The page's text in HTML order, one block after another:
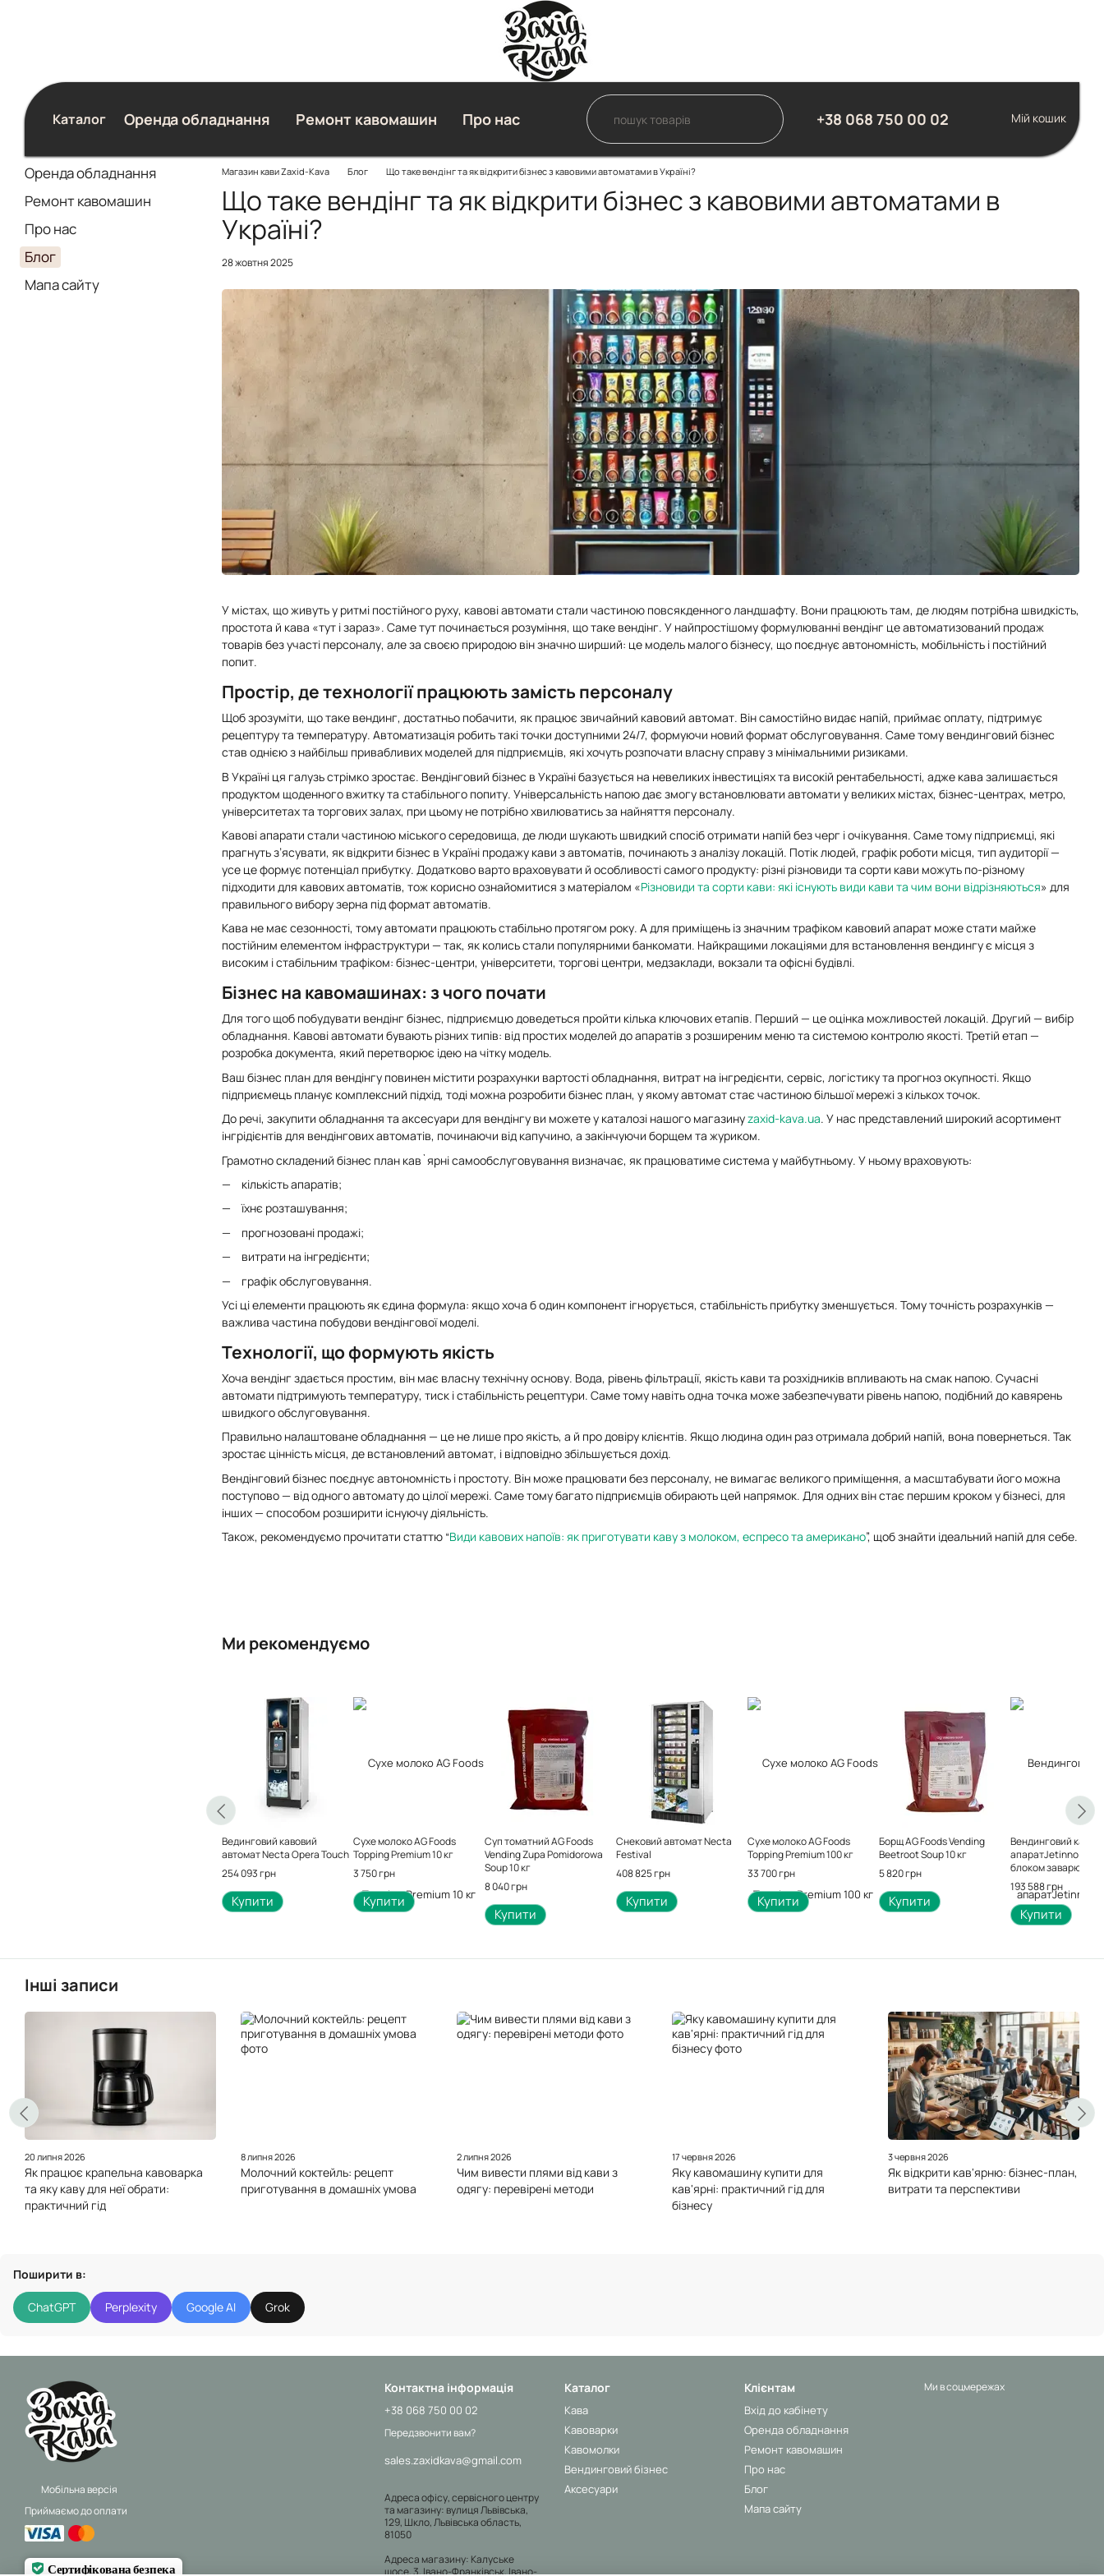
Каталог Оренда обладнання Ремонт кавомашин
Про нас
+38 068 750 00 02 Мій кошик
Магазин кави Zaxid-Kava Блог Що таке вендінг та як відкрити бізнес з кавовими автоматами в Україні?
Що таке вендінг та як відкрити бізнес з кавовими автоматами в
Україні?
28 жовтня 2025
У містах, що живуть у ритмі постійного руху, кавові автомати стали частиною повсякденного ландшафту. Вони працюють там, де людям потрібна швидкість,
простота й кава «тут і зараз». Саме тут починається розуміння, що таке вендінг. У найпростішому формулюванні вендінг це автоматизований продаж
товарів без участі персоналу, але за своєю природою він значно ширший: це модель малого бізнесу, що поєднує автономність, мобільність і постійний
попит.
Простір, де технології працюють замість персоналу
Щоб зрозуміти, що таке вендинг, достатньо побачити, як працює звичайний кавовий автомат. Він самостійно видає напій, приймає оплату, підтримує
рецептуру та температуру. Автоматизація робить такі точки доступними 24/7, формуючи новий формат обслуговування. Саме тому вендинговий бізнес
став однією з найбільш привабливих моделей для підприємців, які хочуть розпочати власну справу з мінімальними ризиками.
В Україні ця галузь стрімко зростає. Вендінговий бізнес в Україні базується на невеликих інвестиціях та високій рентабельності, адже кава залишається
продуктом щоденного вжитку та стабільного попиту. Універсальність напою дає змогу встановлювати автомати у великих містах, бізнес-центрах, метро,
університетах та торгових залах, при цьому не потрібно хвилюватись за найняття персоналу.
Кавові апарати стали частиною міського середовища, де люди шукають швидкий спосіб отримати напій без черг і очікування. Саме тому підприємці, які
прагнуть з’ясувати, як відкрити бізнес в Україні продажу кави з автоматів, починають з аналізу локацій. Потік людей, графік роботи місця, тип аудиторії —
усе це формує потенціал прибутку. Додатково варто враховувати й особливості самого продукту: різні різновиди та сорти кави можуть по-різному
підходити для кавових автоматів, тож корисно ознайомитися з матеріалом «Різновиди та сорти кави: які існують види кави та чим вони відрізняються» для
правильного вибору зерна під формат автоматів.
Кава не має сезонності, тому автомати працюють стабільно протягом року. А для приміщень із значним трафіком кавовий апарат може стати майже
постійним елементом інфраструктури — так, як колись стали популярними банкомати. Найкращими локаціями для встановлення вендингу є місця з
високим і стабільним трафіком: бізнес-центри, університети, торгові центри, медзаклади, вокзали та офісні будівлі.
Бізнес на кавомашинах: з чого почати
Для того щоб побудувати вендінг бізнес, підприємцю доведеться пройти кілька ключових етапів. Перший — це оцінка можливостей локацій. Другий — вибір
обладнання. Кавові автомати бувають різних типів: від простих моделей до апаратів з розширеним меню та системою контролю якості. Третій етап —
розробка документа, який перетворює ідею на чітку модель.
Ваш бізнес план для вендінгу повинен містити розрахунки вартості обладнання, витрат на інгредієнти, сервіс, логістику та прогноз окупності. Якщо
підприємець планує комплексний підхід, тоді можна розробити бізнес план, у якому автомат стає частиною більшої мережі з кількох точок.
До речі, закупити обладнання та аксесуари для вендінгу ви можете у каталозі нашого магазинуzaxid-kava.ua. У нас представлений широкий асортимент
інгрідієнтів для вендінгових автоматів, починаючи від капучино, а закінчуючи борщем та журиком.
Грамотно складений бізнес план кав`ярні самообслуговування визначає, як працюватиме система у майбутньому. У ньому враховують:
кількість апаратів;
їхнє розташування;
прогнозовані продажі;
витрати на інгредієнти;
графік обслуговування.
Усі ці елементи працюють як єдина формула: якщо хоча б один компонент ігнорується, стабільність прибутку зменшується. Тому точність розрахунків —
важлива частина побудови вендінгової моделі.
Технології, що формують якість
Хоча вендінг здається простим, він має власну технічну основу. Вода, рівень фільтрації, якість кави та розхідників впливають на смак напою. Сучасні
автомати підтримують температуру, тиск і стабільність рецептури. Саме тому навіть одна точка може забезпечувати рівень напою, подібний до кавярень
швидкого обслуговування.
Правильно налаштоване обладнання — це не лише про якість, а й про довіру клієнтів. Якщо людина один раз отримала добрий напій, вона повернеться. Так
зростає цінність місця, де встановлений автомат, і відповідно збільшується дохід.
Вендінговий бізнес поєднує автономність і простоту. Він може працювати без персоналу, не вимагає великого приміщення, а масштабувати його можна
поступово — від одного автомату до цілої мережі. Саме тому багато підприємців обирають цей напрямок. Для одних він стає першим кроком у бізнесі, для
інших — способом розширити існуючу діяльність.
Також, рекомендуємо прочитати статтю “Види кавових напоїв: як приготувати каву з молоком, еспресо та американо”, щоб знайти ідеальний напій для себе.
Ми рекомендуємо
Вединговий кавовий
автомат Necta Opera Touch
254 093 грн
Купити
Сухе молоко AG Foods
Topping Premium 10 кг
3 750 грн
Купити
Суп томатний AG Foods
Vending Zupa Pomidorowa
Soup 10 кг
8 040 грн
Купити
Снековий автомат Necta
Festival
408 825 грн
Купити
Сухе молоко AG Foods
Topping Premium 100 кг
33 700 грн
Купити
Борщ AG Foods Vending
Beetroot Soup 10 кг
5 820 грн
Купити
Вендинговий
апаратJetinno
блоком
листового чаю)
193 588 грн
Купити
Оренда обладнання
Ремонт кавомашин
Про нас
Блог
Мапа сайту
Інші записи
20 липня 2026
Як працює крапельна кавоварка
та яку каву для неї обрати:
практичний гід
8 липня 2026
Молочний коктейль: рецепт
приготування в домашніх умова
2 липня 2026
Чим вивести плями від кави з
одягу: перевірені методи
17 червня 2026
Яку кавомашину купити для
кав'ярні: практичний гід для
бізнесу
3 червня 2026
Як відкрити кав'ярню: бізнес-план,
витрати та перспективи
Поширити в:
ChatGPT Perplexity Google AI Grok
Мобільна версія
Приймаємо до оплати
Сертифікована безпека
Контактна інформація
+38 068 750 00 02
Передзвонити вам?
sales.zaxidkava@gmail.com
Адреса офісу, сервісного центру
та магазину: вулиця Львівська,
129, Шкло, Львівська область,
81050
Адреса магазину: Калуське
шосе, 3, Івано-Франківськ, Івано-
Каталог
Кава
Кавоварки
Кавомолки
Вендинговий бізнес
Аксесуари
Клієнтам
Вхід до кабінету
Оренда обладнання
Ремонт кавомашин
Про нас
Блог
Мапа сайту
Ми в соцмережах